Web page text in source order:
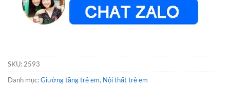
SKU: 2593
Danh mục:Giường tầng trẻ em, Nội thất trẻ em